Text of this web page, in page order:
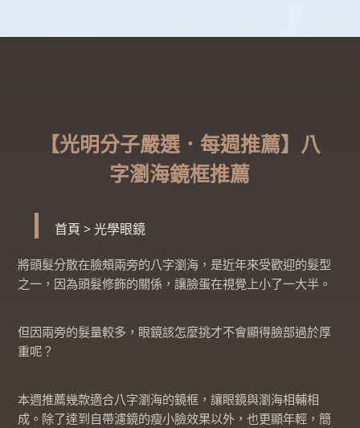
【光明分子嚴選．每週推薦】八
字瀏海鏡框推薦
首頁 > 光學眼鏡
將頭髮分散在臉頰兩旁的八字瀏海，是近年來受歡迎的髮型
之一，因為頭髮修飾的關係，讓臉蛋在視覺上小了一大半。
但因兩旁的髮量較多，眼鏡該怎麼挑才不會顯得臉部過於厚
重呢？
本週推薦幾款適合八字瀏海的鏡框，讓眼鏡與瀏海相輔相
成。除了達到自帶濾鏡的瘦小臉效果以外，也更顯年輕，簡